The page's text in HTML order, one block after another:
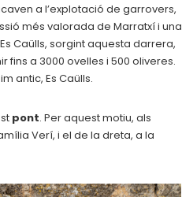
a l’explotació de garrovers,
més valorada de Marratxí i una
Caülls, sorgint aquesta darrera,
a 3000 ovelles i 500 oliveres.
antic, Es Caülls.
pont. Per aquest motiu, als
Verí, i el de la dreta, a la